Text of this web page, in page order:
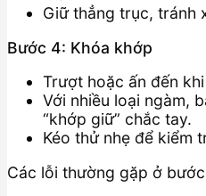
Giữ thẳng trục, tránh
Bước 4: Khóa khớp
Trượt hoặc ấn đến
Với nhiều loại ngàm,
“khớp giữ” chắc tay.
Kéo thử nhẹ để kiểm
Các lỗi thường gặp ở